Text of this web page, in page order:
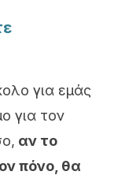
για εμάς
για τον
αν το
πόνο, θα